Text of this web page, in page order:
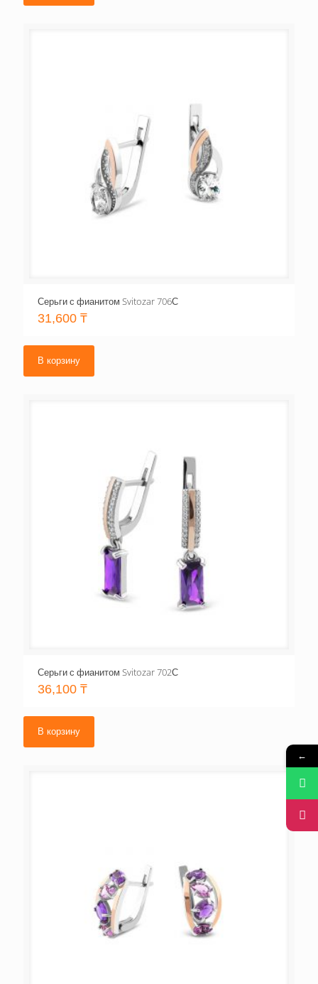
Серьги с фианитом Svitozar 706С
31,600 ₸
В корзину
Серьги с фианитом Svitozar 702С
36,100 ₸
В корзину
←